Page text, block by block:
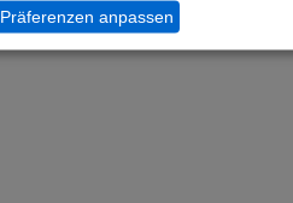
Präferenzen anpassen